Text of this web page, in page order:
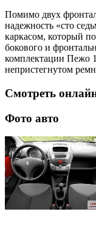
Помимо двух
надежность «сто
каркасом, который
бокового и
комплектации Пежо
непристегнутом
Смотреть
Фото авто